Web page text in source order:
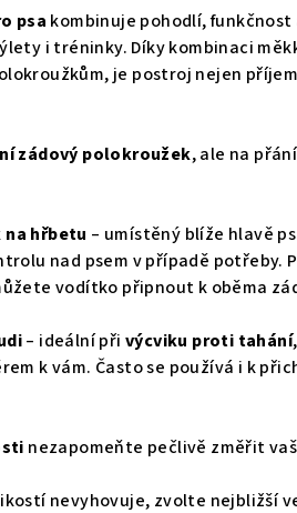
psa kombinuje pohodlí,
i tréninky. Díky kombinaci
je postroj nejen
zádový polokroužek, ale na
hřbetu – umístěný blíže hlavě
nad psem v případě potřeby.
vodítko připnout k oběma
– ideální při výcviku proti tahání
k vám. Často se používá i k
nezapomeňte pečlivě změřit
nevyhovuje, zvolte nejbližší